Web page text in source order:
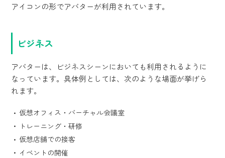
アイコンの形でアバターが利用されています。
ビジネス
アバターは、ビジネスシーンにおいても利用されるように
なっています。具体例としては、次のような場面が挙げら
れます。
仮想オフィス・バーチャル会議室
トレーニング・研修
仮想店舗での接客
イベントの開催